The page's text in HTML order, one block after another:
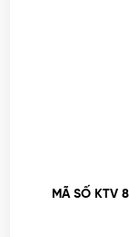
MÃ SỐ KTV